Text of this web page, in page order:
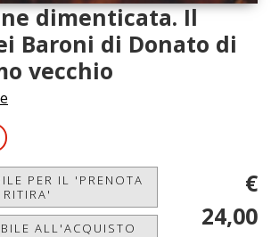
dimenticata. Il
Baroni di Donato di
vecchio
PER IL 'PRENOTA
RITIRA'
ALL'ACQUISTO
€
24,00